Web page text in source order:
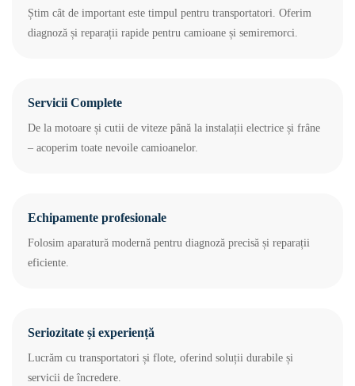
Știm cât de important este timpul pentru transportatori. Oferim
diagnoză și reparații rapide pentru camioane și semiremorci.
Servicii Complete
De la motoare și cutii de viteze până la instalații electrice și frâne
– acoperim toate nevoile camioanelor.
Echipamente profesionale
Folosim aparatură modernă pentru diagnoză precisă și reparații
eficiente.
Seriozitate și experiență
Lucrăm cu transportatori și flote, oferind soluții durabile și
servicii de încredere.